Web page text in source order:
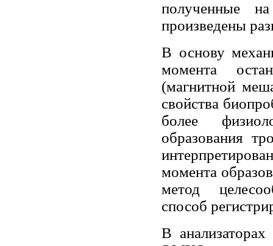
полученные
произведены
В основу
момента
(магнитной
свойства
более
образования
момента
метод
способ
В анализаторах